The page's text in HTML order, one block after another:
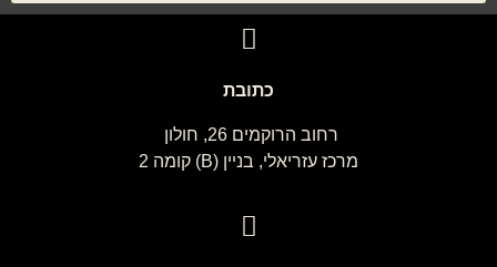
כתובת
רחוב הרוקמים 26, חולון
מרכז עזריאלי, בניין (B) קומה 2